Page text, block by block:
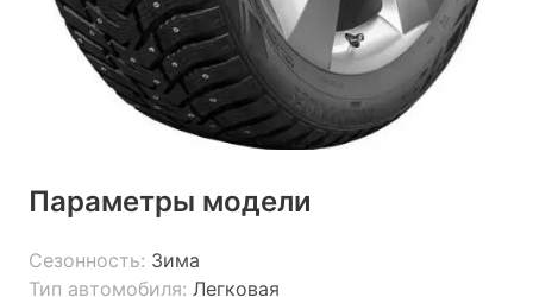
Параметры модели
Сезонность: Зима
Тип автомобиля: Легковая